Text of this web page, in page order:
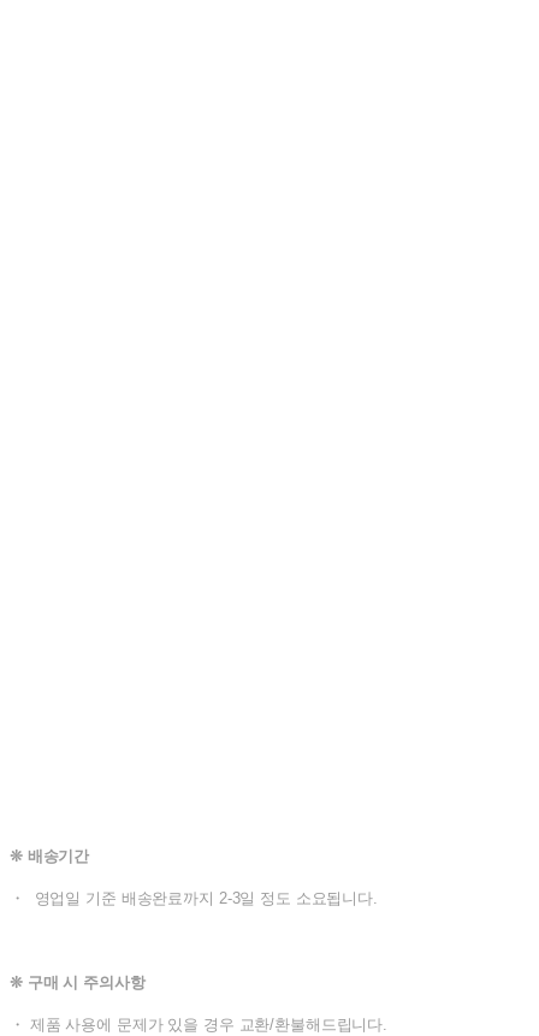
❊ 배송기간
・ 영업일 기준 배송완료까지 2-3일 정도 소요됩니다.
❊ 구매 시 주의사항
・ 제품 사용에 문제가 있을 경우 교환/환불해드립니다.